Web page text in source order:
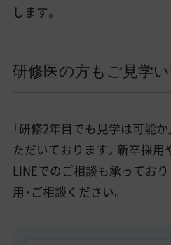
します。
研修医の方もご見学
「研修2年目でも見学は可能
ただいております。新卒採用
LINEでのご相談も承ってお
用・ご相談ください。